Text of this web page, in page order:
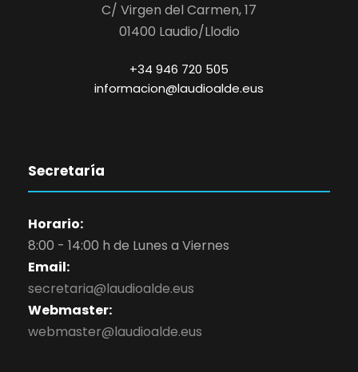
C/ Virgen del Carmen, 17
01400 Laudio/Llodio
+34 946 720 505
informacion@laudioalde.eus
Secretaría
Horario:
8:00 - 14:00 h de Lunes a Viernes
Email:
secretaria@laudioalde.eus
Webmaster:
webmaster@laudioalde.eus